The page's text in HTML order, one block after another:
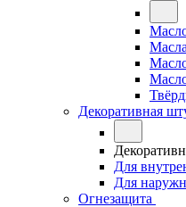
Декоративная
Для
Для
Огнезащита